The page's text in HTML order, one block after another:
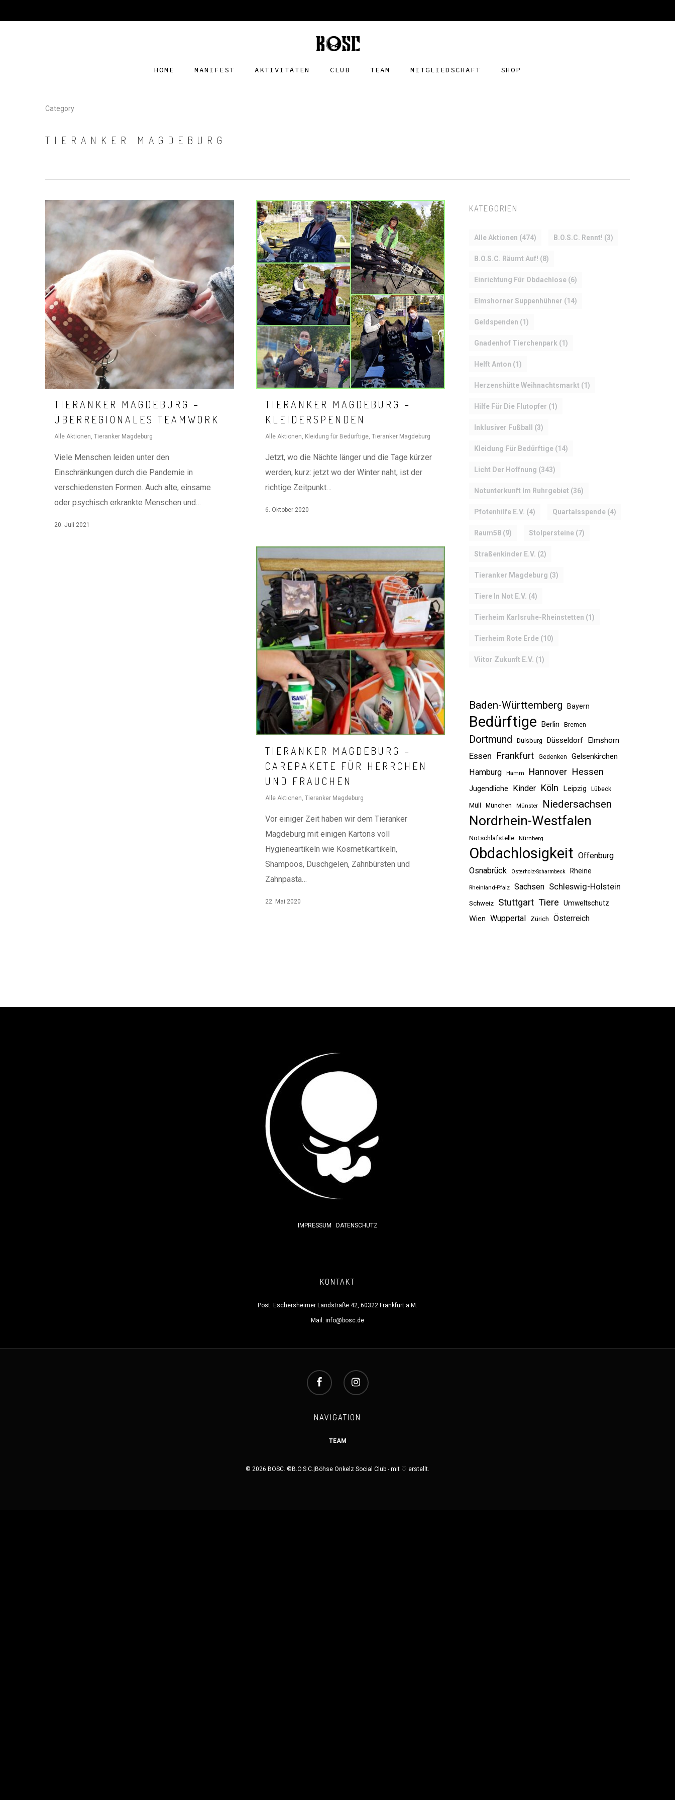
Hit enter to search or ESC to close
HOME MANIFEST AKTIVITÄTEN CLUB TEAM MITGLIEDSCHAFT SHOP
Category
TIERANKER MAGDEBURG
TIERANKER MAGDEBURG –
ÜBERREGIONALES TEAMWORK
Alle Aktionen, Tieranker Magdeburg
Viele Menschen leiden unter den
Einschränkungen durch die Pandemie in
verschiedensten Formen. Auch alte, einsame
oder psychisch erkrankte Menschen und…
20. Juli 2021
TIERANKER MAGDEBURG –
KLEIDERSPENDEN
Alle Aktionen, Kleidung für Bedürftige, Tieranker Magdeburg
Jetzt, wo die Nächte länger und die Tage kürzer
werden, kurz: jetzt wo der Winter naht, ist der
richtige Zeitpunkt…
6. Oktober 2020
TIERANKER MAGDEBURG –
CAREPAKETE FÜR HERRCHEN
UND FRAUCHEN
Alle Aktionen, Tieranker Magdeburg
Vor einiger Zeit haben wir dem Tieranker
Magdeburg mit einigen Kartons voll
Hygieneartikeln wie Kosmetikartikeln,
Shampoos, Duschgelen, Zahnbürsten und
Zahnpasta…
22. Mai 2020
KATEGORIEN
Alle Aktionen (474) B.O.S.C. Rennt! (3)
B.O.S.C. Räumt Auf! (8)
Einrichtung Für Obdachlose(6)
Elmshorner Suppenhühner (14)
Geldspenden (1)
Gnadenhof Tierchenpark (1)
Helft Anton (1)
Herzenshütte Weihnachtsmarkt (1)
Hilfe Für Die Flutopfer (1)
Inklusiver Fußball (3)
Kleidung Für Bedürftige(14)
Licht Der Hoffnung (343)
Notunterkunft Im Ruhrgebiet (36)
Pfotenhilfe E.V. (4) Quartalsspende(4)
Raum58(9) Stolpersteine(7)
Straßenkinder E.V. (2)
Tieranker Magdeburg (3)
Tiere In Not E.V. (4)
Tierheim Karlsruhe-Rheinstetten (1)
Tierheim Rote Erde(10)
Viitor Zukunft E.V. (1)
Baden-Württemberg Bayern
Bedürftige Berlin Bremen
Dortmund Duisburg Düsseldorf Elmshorn
Essen Frankfurt Gedenken Gelsenkirchen
Hamburg Hamm Hannover Hessen
Jugendliche Kinder Köln Leipzig Lübeck
Müll München Münster Niedersachsen
Nordrhein-Westfalen
Notschlafstelle Nürnberg
Obdachlosigkeit Offenburg
Osnabrück
Osterholz-Scharmbeck Rheine
Rheinland-Pfalz Sachsen Schleswig-Holstein
Schweiz Stuttgart Tiere Umweltschutz
Wien Wuppertal Zürich Österreich
IMPRESSUM DATENSCHUTZ
KONTAKT
Post: Eschersheimer Landstraße 42, 60322 Frankfurt a.M.
Mail: info@bosc.de
NAVIGATION
TEAM
© 2026 BOSC. ©B.O.S.C.|Böhse Onkelz Social Club - mit ♡ erstellt.